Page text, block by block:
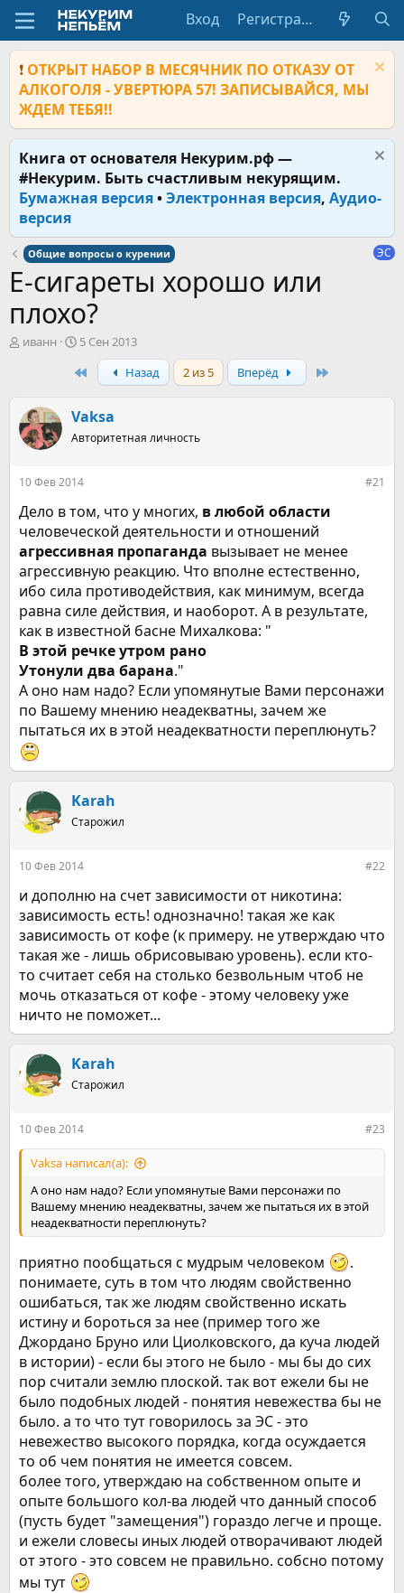
Вход Регистрация
❗ ОТКРЫТ НАБОР В МЕСЯЧНИК ПО ОТКАЗУ ОТ
АЛКОГОЛЯ - УВЕРТЮРА 57! ЗАПИСЫВАЙСЯ, МЫ
ЖДЕМ ТЕБЯ!!
Книга от основателя Некурим.рф —
#Некурим. Быть счастливым некурящим.
Бумажная версия•Электронная версия, Аудио-
версия
Общие вопросы о курении ЭС
Е-сигареты хорошо или
плохо?
А
т
е
иванн
Д
т
а
ч
а
5 Сен 2013
Назад 2 из 5 Вперёд
Vaksa
Авторитетная личность
10 Фев 2014 #21
Дело в том, что у многих, в любой области
человеческой деятельности и отношений
агрессивная пропаганда вызывает не менее
агрессивную реакцию. Что вполне естественно,
ибо сила противодействия, как минимум, всегда
равна силе действия, и наоборот. А в результате,
как в известной басне Михалкова: "
В этой речкеутром рано
Утонули два барана."
А оно нам надо? Если упомянутые Вами персонажи
по Вашему мнению неадекватны, зачем же
пытаться их в этой неадекватности переплюнуть?
Karah
Старожил
10 Фев 2014 #22
и дополню на счет зависимости от никотина:
зависимость есть! однозначно! такая же как
зависимость от кофе (к примеру. не утверждаю что
такая же - лишь обрисовываю уровень). если кто-
то считает себя на столько безвольным чтоб не
мочь отказаться от кофе - этому человеку уже
ничто не поможет...
Karah
Старожил
10 Фев 2014 #23
Vaksa написал(а):
А оно нам надо? Если упомянутые Вами персонажи по
Вашему мнению неадекватны, зачем же пытаться их в этой
неадекватности переплюнуть?
приятно пообщаться с мудрым человеком
.
понимаете, суть в том что людям свойственно
ошибаться, так же людям свойственно искать
истину и бороться за нее (пример того же
Джордано Бруно или Циолковского, да куча людей
в истории) - если бы этого не было - мы бы до сих
пор считали землю плоской. так вот ежели бы не
было подобных людей - понятия невежества бы не
было. а то что тут говорилось за ЭС - это
невежество высокого порядка, когда осуждается
то об чем понятия не имеется совсем.
более того, утверждаю на собственном опыте и
опыте большого кол-ва людей что данный способ
(пусть будет "замещения") гораздо легче и проще.
и ежели словесы иных людей отворачивают людей
от этого - это совсем не правильно. собсно потому
мы тут